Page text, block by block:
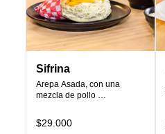
Sifrina
Arepa Asada, con una
mezcla de pollo
salsa de la casa  más queso
amarillo.
$29.000